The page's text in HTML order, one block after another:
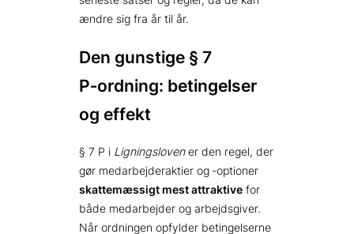
ændre sig fra år til år.
Den gunstige § 7
P‑ordning: betingelser
og effekt
§ 7 P i Ligningslovener den regel, der
gør medarbejderaktier og ‑optioner
skattemæssigt mest attraktive for
både medarbejder og arbejdsgiver.
Når ordningen opfylder betingelserne